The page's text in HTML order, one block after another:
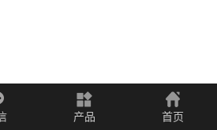
的能力。以保证系统发生意外著地等碰撞
产品 首页